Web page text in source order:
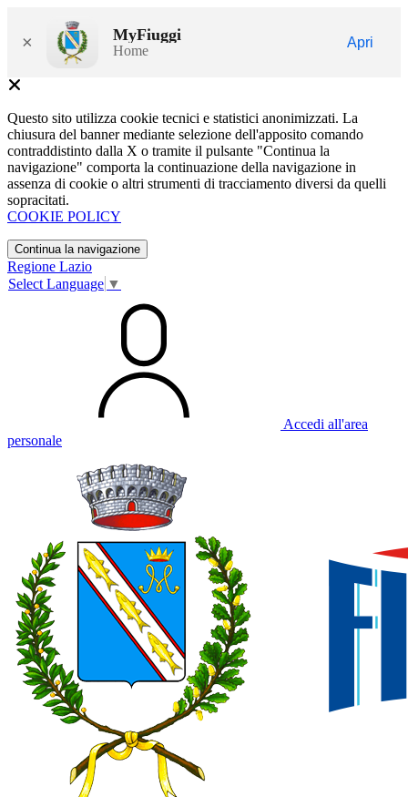
× MyFiuggi
Home
Apri
Questo sito utilizza cookie tecnici e statistici anonimizzati. La
chiusura del banner mediante selezione dell'apposito comando
contraddistinto dalla X o tramite il pulsante "Continua la
navigazione" comporta la continuazione della navigazione in
assenza di cookie o altri strumenti di tracciamento diversi da quelli
sopracitati.
COOKIE POLICY
Continua la navigazione
Regione Lazio
Select Language ▼
Accedi all'area
personale